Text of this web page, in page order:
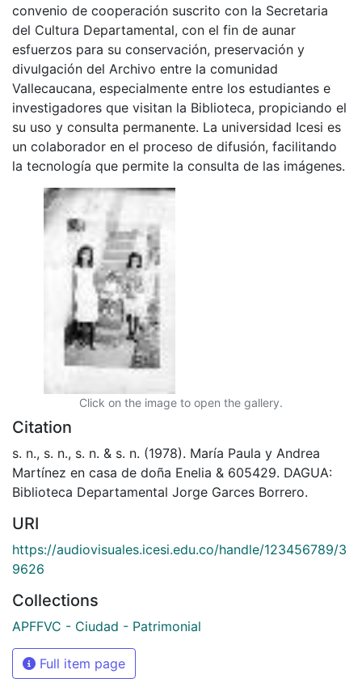
convenio de cooperación suscrito con la Secretaria
del Cultura Departamental, con el fin de aunar
esfuerzos para su conservación, preservación y
divulgación del Archivo entre la comunidad
Vallecaucana, especialmente entre los estudiantes e
investigadores que visitan la Biblioteca, propiciando el
su uso y consulta permanente. La universidad Icesi es
un colaborador en el proceso de difusión, facilitando
la tecnología que permite la consulta de las imágenes.
Click on the image to open the gallery.
Citation
s. n., s. n., s. n. & s. n. (1978). María Paula y Andrea
Martínez en casa de doña Enelia & 605429. DAGUA:
Biblioteca Departamental Jorge Garces Borrero.
URI
https://audiovisuales.icesi.edu.co/handle/123456789/3
9626
Collections
APFFVC - Ciudad - Patrimonial
Full item page